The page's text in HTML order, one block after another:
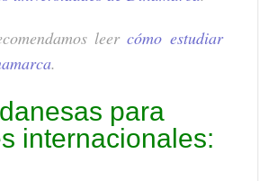
leercómo estudiar
.
para
internacionales: